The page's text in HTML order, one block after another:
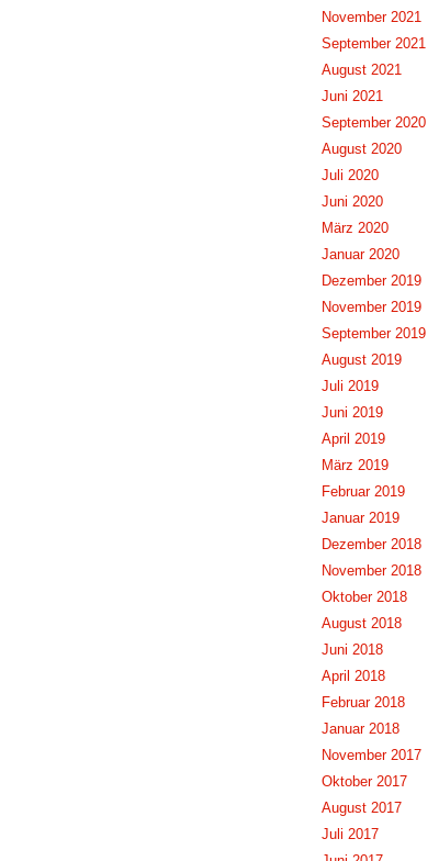
November 2021
September 2021
August 2021
Juni 2021
September 2020
August 2020
Juli 2020
Juni 2020
März 2020
Januar 2020
Dezember 2019
November 2019
September 2019
August 2019
Juli 2019
Juni 2019
April 2019
März 2019
Februar 2019
Januar 2019
Dezember 2018
November 2018
Oktober 2018
August 2018
Juni 2018
April 2018
Februar 2018
Januar 2018
November 2017
Oktober 2017
August 2017
Juli 2017